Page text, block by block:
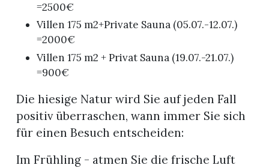
=2500€
Villen 175 m2+Private Sauna (05.07.-12.07.)
=2000€
Villen 175 m2 + Privat Sauna (19.07.-21.07.)
=900€
Die hiesige Natur wird Sie auf jeden Fall
positiv überraschen, wann immer Sie sich
für einen Besuch entscheiden:
Im Frühling - atmen Sie die frische Luft